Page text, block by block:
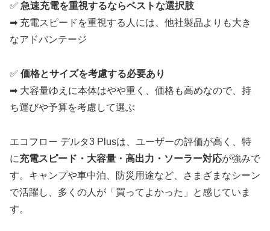
✅ 急速充電を重視するならベストな選択肢
➡ 充電スピードを重視する人には、他社製品よりも大き
なアドバンテージ
✅ 価格とサイズを考慮する必要あり
➡ 大容量ゆえに本体はやや重く、価格も高めなので、持
ち運びや予算を考慮して選ぶ
エコフロー デルタ3 Plusは、ユーザーの評価が高く、特
に充電スピード・大容量・高出力・ソーラー対応が強みで
す。キャンプや車中泊、防災用途など、さまざまなシーン
で活躍し、多くの人が「買ってよかった」と感じていま
す。